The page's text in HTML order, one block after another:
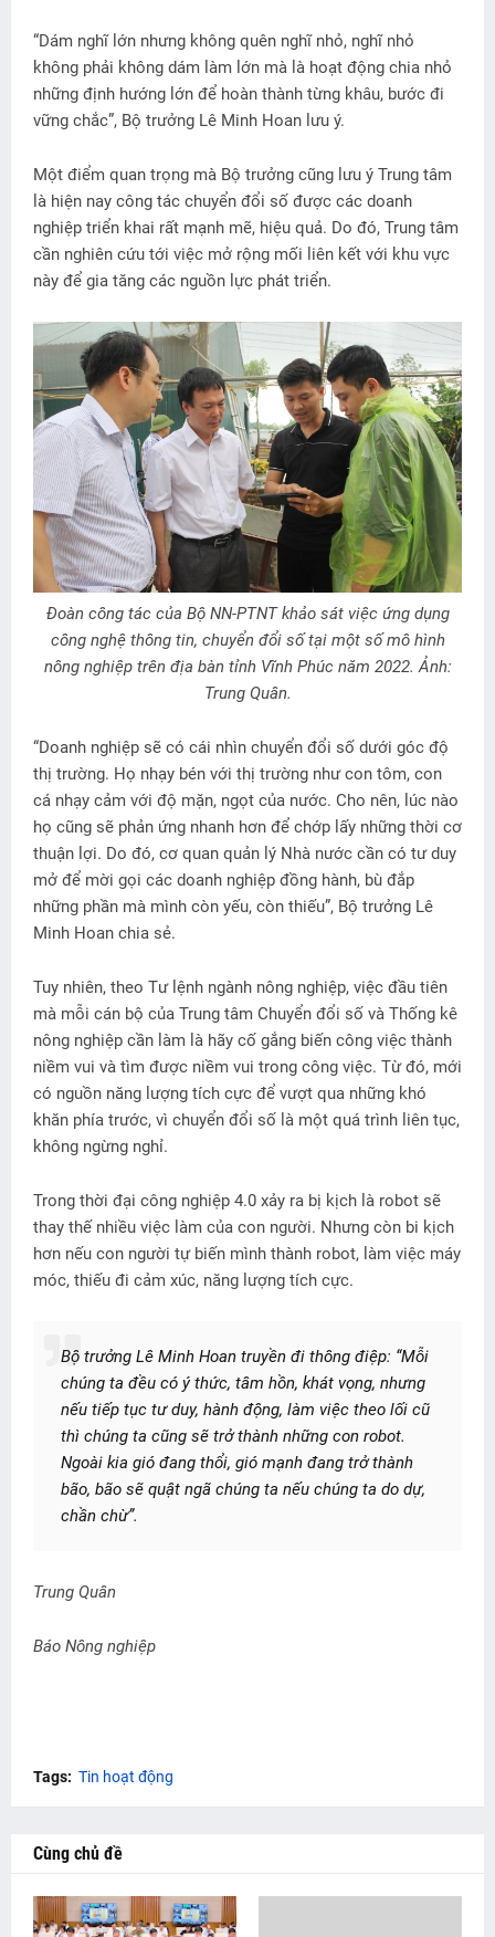
“Dám nghĩ lớn nhưng không quên nghĩ nhỏ, nghĩ nhỏ
không phải không dám làm lớn mà là hoạt động chia nhỏ
những định hướng lớn để hoàn thành từng khâu, bước đi
vững chắc”, Bộ trưởng Lê Minh Hoan lưu ý.
Một điểm quan trọng mà Bộ trưởng cũng lưu ý Trung tâm
là hiện nay công tác chuyển đổi số được các doanh
nghiệp triển khai rất mạnh mẽ, hiệu quả. Do đó, Trung tâm
cần nghiên cứu tới việc mở rộng mối liên kết với khu vực
này để gia tăng các nguồn lực phát triển.
Đoàn công tác của Bộ NN-PTNT khảo sát việc ứng dụng
công nghệ thông tin, chuyển đổi số tại một số mô hình
nông nghiệp trên địa bàn tỉnh Vĩnh Phúc năm 2022. Ảnh:
Trung Quân.
“Doanh nghiệp sẽ có cái nhìn chuyển đổi số dưới góc độ
thị trường. Họ nhạy bén với thị trường như con tôm, con
cá nhạy cảm với độ mặn, ngọt của nước. Cho nên, lúc nào
họ cũng sẽ phản ứng nhanh hơn để chớp lấy những thời cơ
thuận lợi. Do đó, cơ quan quản lý Nhà nước cần có tư duy
mở để mời gọi các doanh nghiệp đồng hành, bù đắp
những phần mà mình còn yếu, còn thiếu”, Bộ trưởng Lê
Minh Hoan chia sẻ.
Tuy nhiên, theo Tư lệnh ngành nông nghiệp, việc đầu tiên
mà mỗi cán bộ của Trung tâm Chuyển đổi số và Thống kê
nông nghiệp cần làm là hãy cố gắng biến công việc thành
niềm vui và tìm được niềm vui trong công việc. Từ đó, mới
có nguồn năng lượng tích cực để vượt qua những khó
khăn phía trước, vì chuyển đổi số là một quá trình liên tục,
không ngừng nghỉ.
Trong thời đại công nghiệp 4.0 xảy ra bị kịch là robot sẽ
thay thế nhiều việc làm của con người. Nhưng còn bi kịch
hơn nếu con người tự biến mình thành robot, làm việc máy
móc, thiếu đi cảm xúc, năng lượng tích cực.
Bộ trưởng Lê Minh Hoan truyền đi thông điệp: “Mỗi
chúng ta đều có ý thức, tâm hồn, khát vọng, nhưng
nếu tiếp tục tư duy, hành động, làm việc theo lối cũ
thì chúng ta cũng sẽ trở thành những con robot.
Ngoài kia gió đang thổi, gió mạnh đang trở thành
bão, bão sẽ quật ngã chúng ta nếu chúng ta do dự,
chần chừ”.
Trung Quân
Báo Nông nghiệp
Tags: Tin hoạt động
Cùng chủ đề